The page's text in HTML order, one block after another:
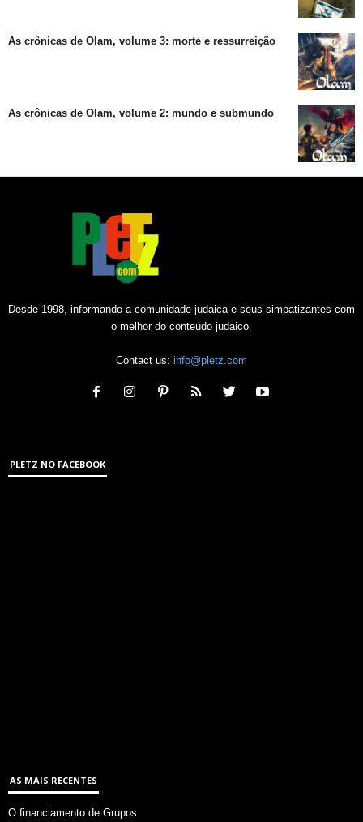
As crônicas de Olam, volume 3: morte e ressurreição
As crônicas de Olam, volume 2: mundo e submundo
Desde 1998, informando a comunidade judaica e seus simpatizantes com
o melhor do conteúdo judaico.
Contact us: info@pletz.com
PLETZ NO FACEBOOK
AS MAIS RECENTES
O financiamento de Grupos